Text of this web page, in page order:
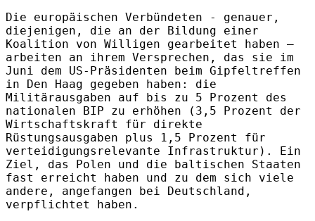
Die europäischen Verbündeten - genauer,
diejenigen, die an der Bildung einer
Koalition von Willigen gearbeitet haben –
arbeiten an ihrem Versprechen, das sie im
Juni dem US-Präsidenten beim Gipfeltreffen
in Den Haag gegeben haben: die
Militärausgaben auf bis zu 5 Prozent des
nationalen BIP zu erhöhen (3,5 Prozent der
Wirtschaftskraft für direkte
Rüstungsausgaben plus 1,5 Prozent für
verteidigungsrelevante Infrastruktur). Ein
Ziel, das Polen und die baltischen Staaten
fast erreicht haben und zu dem sich viele
andere, angefangen bei Deutschland,
verpflichtet haben.